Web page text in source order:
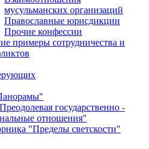
мусульманских организаций
Православные юрисдикции
Прочие конфессии
примеры сотрудничества и
государственно -
отношения"
"Пределы светскости"